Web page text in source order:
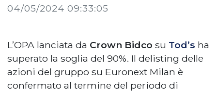
04/05/2024 09:33:05
L’OPA lanciata da Crown Bidco su Tod’s ha
superato la soglia del 90%. Il delisting delle
azioni del gruppo su Euronext Milan è
confermato al termine del periodo di